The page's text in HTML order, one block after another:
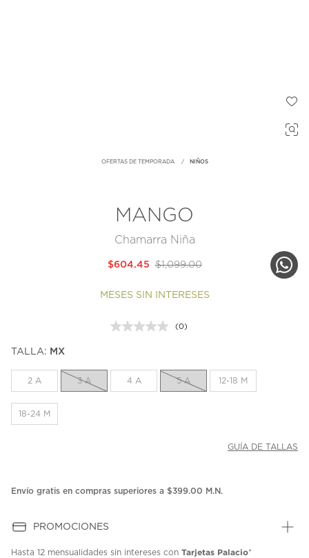
OFERTAS DE TEMPORADA NIÑOS
MANGO
Chamarra Niña
$1,099.00
$604.45
MESES SIN INTERESES
Sin
la
misma
(0)
TALLA: MX
2 A 3 A 4 A 5 A 12-18 M
18-24 M
GUÍA DE TALLAS
Envío gratis en compras superiores a $399.00 M.N.
PROMOCIONES
Hasta 12 mensualidades sin intereses con Tarjetas Palacio*